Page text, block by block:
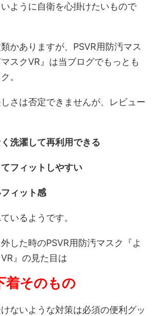
ように自衛を心掛けたいもので
かありますが、PSVR用防汚マス
スクVR』は当ブログでもっとも
。
さは否定できませんが、レビュー
洗濯して再利用できる
フィットしやすい
ィット感
いるようです。
した時のPSVR用防汚マスク『よ
』の見た目は
着そのもの
ないよう な対策は必須の便利グッ